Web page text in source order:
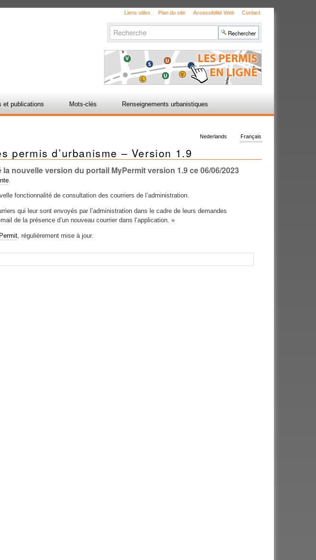
Liens utiles Plan du site Accessibilité Web Contact
Chercher par
avancée…
et publications Mots-clés Renseignements urbanistiques
Français
Nederlands
permis d’urbanisme – Version 1.9
la nouvelle version du portail MyPermit version 1.9 ce 06/06/2023
fonctionnalité de consultation des courriers de l’administration.
qui leur sont envoyés par l’administration dans le cadre de leurs demandes
de la présence d’un nouveau courrier dans l’application. »
, régulièrement mise à jour.